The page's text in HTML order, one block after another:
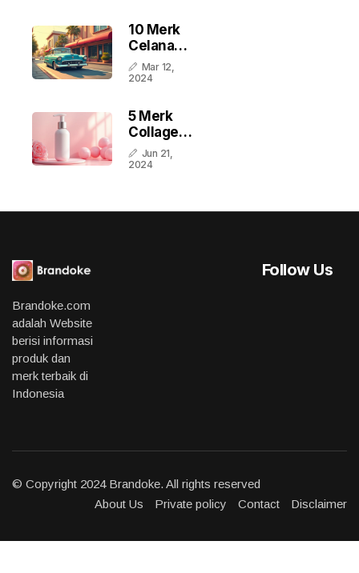
10 Merk
Celana
Lokal
Terbaik
Indonesia
Mar 12,
2024
5 Merk
Collagen
Stimulator
Terbaik Di
Jun 21,
2024
Brandoke.com
adalah Website
berisi informasi
produk dan
merk terbaik di
Indonesia
Follow Us
© Copyright 2024 Brandoke. All rights reserved
About Us
Private policy Contact Disclaimer